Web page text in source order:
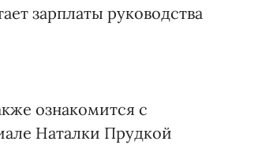
зарплаты руководства
ознакомится с
Наталки Прудкой